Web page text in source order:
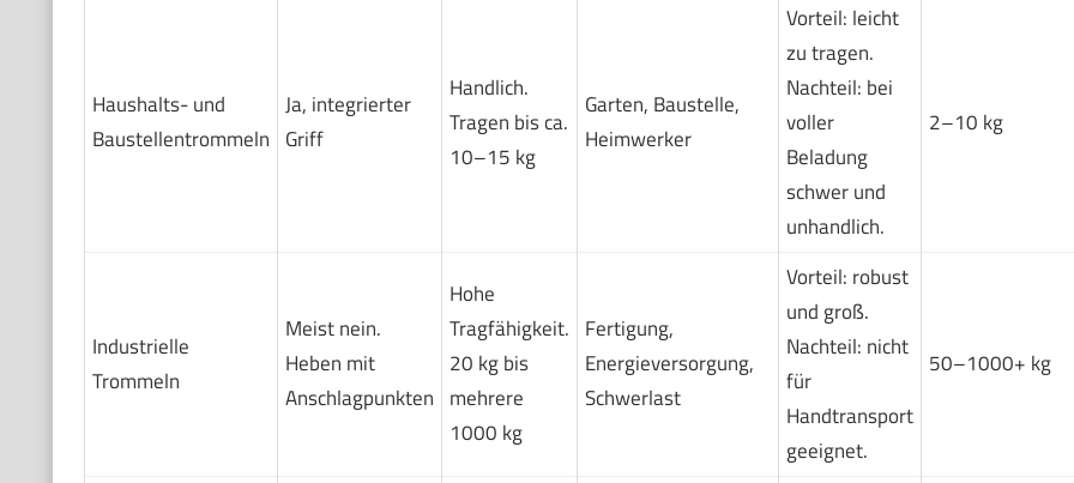
Haushalts- und
Baustellentrommeln
Ja, integrierter
Griff
Handlich.
Tragen bis ca.
10–15 kg
Garten, Baustelle,
Heimwerker
Vorteil: leicht
zu tragen.
Nachteil: bei
voller
Beladung
schwer und
unhandlich.
2–10 kg
Industrielle
Trommeln
Meist nein.
Heben mit
Anschlagpunkten
Hohe
Tragfähigkeit.
20 kg bis
mehrere
1000 kg
Fertigung,
Energieversorgung,
Schwerlast
Vorteil: robust
und groß.
Nachteil: nicht
für
Handtransport
geeignet.
50–1000+ kg